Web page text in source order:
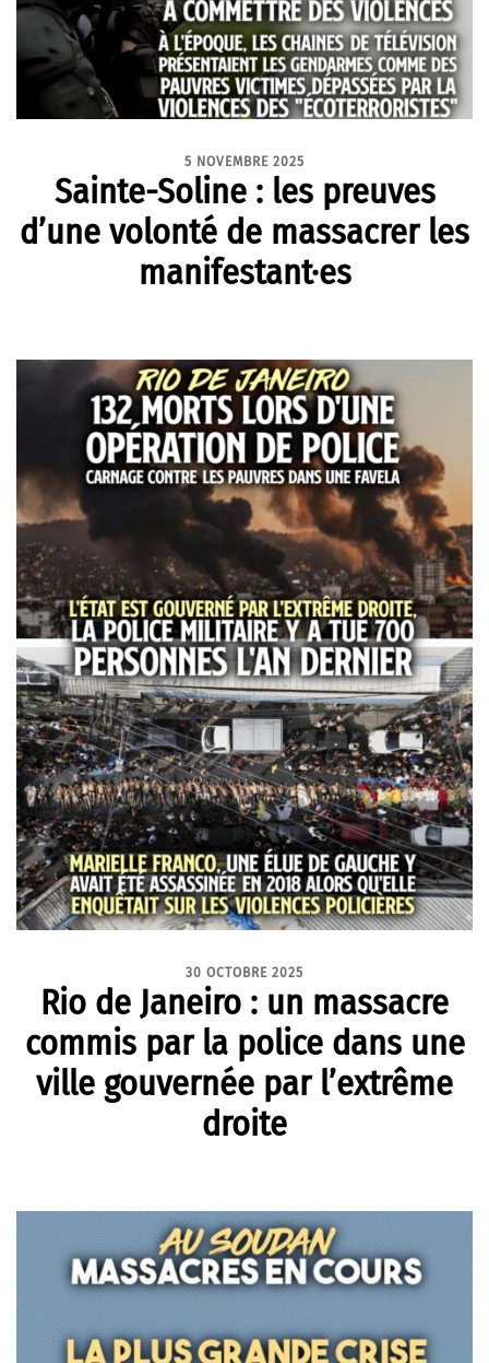
5 NOVEMBRE 2025
Sainte-Soline : les preuves
d’une volonté de massacrer les
manifestant·es
30 OCTOBRE 2025
Rio de Janeiro : un massacre
commis par la police dans une
ville gouvernée par l’extrême
droite